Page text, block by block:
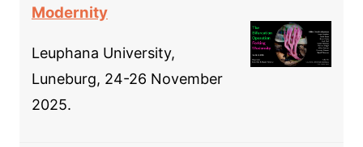
Modernity
Leuphana University,
Luneburg, 24-26 November
2025.